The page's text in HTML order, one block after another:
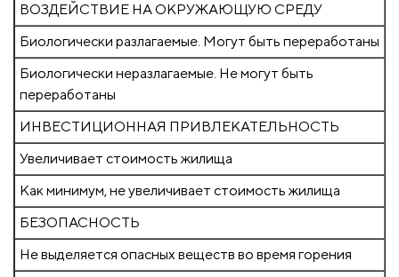
ВОЗДЕЙСТВИЕ НА ОКРУЖАЮЩУЮ СРЕДУ
Биологически разлагаемые. Могут быть переработаны
Биологически неразлагаемые. Не могут быть
переработаны
ИНВЕСТИЦИОННАЯ ПРИВЛЕКАТЕЛЬНОСТЬ
Увеличивает стоимость жилища
Как минимум, не увеличивает стоимость жилища
БЕЗОПАСНОСТЬ
Не выделяется опасных веществ во время горения